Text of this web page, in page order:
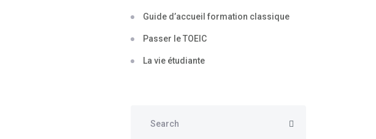
Guide d’accueil formation classique
Passer le TOEIC
La vie étudiante